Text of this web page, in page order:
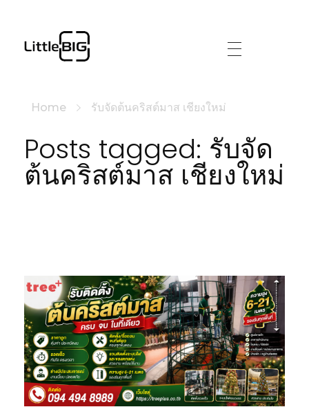
Home รับจัดต้นคริสต์มาส เชียงใหม่
Posts tagged: รับจัด
ต้นคริสต์มาส เชียงใหม่